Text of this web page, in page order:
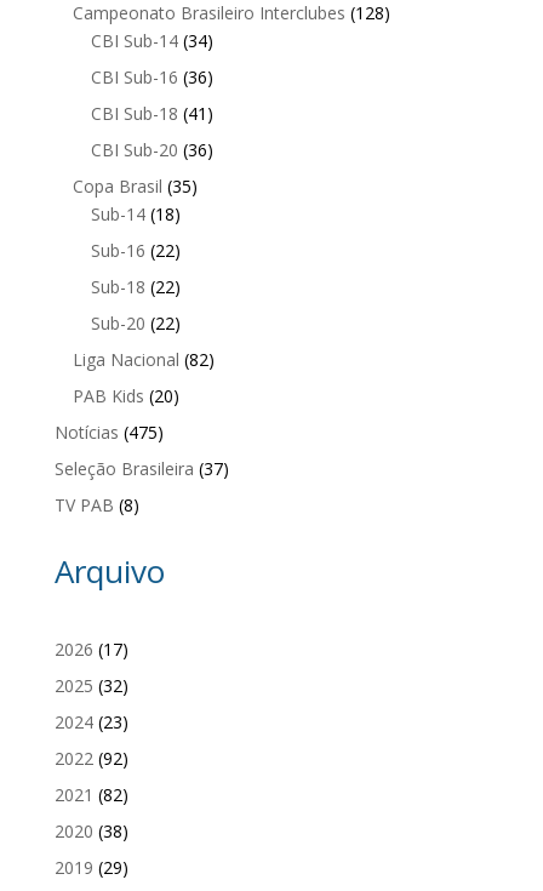
Campeonato Brasileiro Interclubes (128)
CBI Sub-14(34)
CBI Sub-16 (36)
CBI Sub-18 (41)
CBI Sub-20 (36)
Copa Brasil (35)
Sub-14(18)
Sub-16 (22)
Sub-18 (22)
Sub-20 (22)
Liga Nacional (82)
PAB Kids (20)
Notícias (475)
Seleção Brasileira (37)
TV PAB (8)
Arquivo
2026 (17)
2025 (32)
2024(23)
2022(92)
2021 (82)
2020 (38)
2019 (29)